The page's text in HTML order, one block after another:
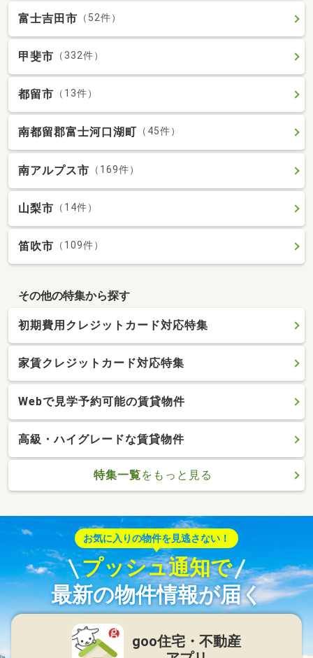
富士吉田市 （52件）
甲斐市 （332件）
都留市 （13件）
南都留郡富士河口湖町 （45件）
南アルプス市 （169件）
山梨市 （14件）
笛吹市 （109件）
その他の特集から探す
初期費用クレジットカード対応特集
家賃クレジットカード対応特集
Webで見学予約可能の賃貸物件
高級・ハイグレードな賃貸物件
特集一覧をもっと見る
お気に入りの物件を見逃さない！
プッシュ通知で
最新の物件情報が届く
goo住宅・不動産